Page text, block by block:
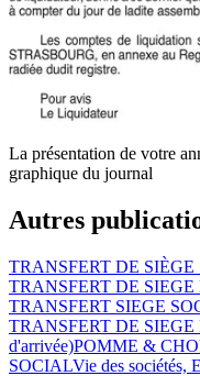
La présentation de votre
graphique du journal
Autres
TRANSFERT DE SIÈGE
TRANSFERT DE SIEGE
TRANSFERT SIEGE
TRANSFERT DE SIEGE
d'arrivée)POMME &
SOCIALVie des